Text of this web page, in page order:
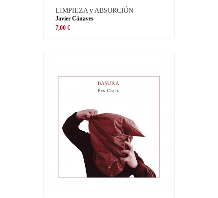
LIMPIEZA y ABSORCIÓN
Javier Cánaves
7,00 €